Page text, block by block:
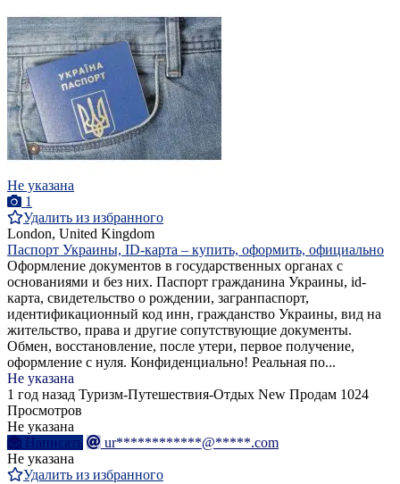
Не указана
1
Удалить из избранного
London, United Kingdom
Паспорт Украины, ID-карта – купить, оформить, официально
Оформление документов в государственных органах с
основаниями и без них. Паспорт гражданина Украины, id-
карта, свидетельство о рождении, загранпаспорт,
идентификационный код инн, гражданство Украины, вид на
жительство, права и другие сопутствующие документы.
Обмен, восстановление, после утери, первое получение,
оформление с нуля. Конфиденциально! Реальная по...
Не указана
1 год назад Туризм-Путешествия-Отдых New Продам 1024
Просмотров
Не указана
Написать
ur************@*****.com
Не указана
Удалить из избранного